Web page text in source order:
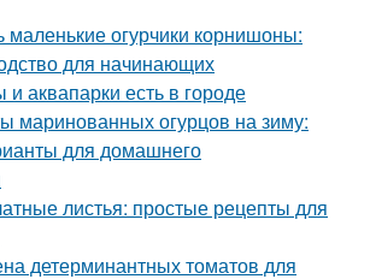
маленькие огурчики корнишоны:
для начинающих
и аквапарки есть в городе
маринованных огурцов на зиму:
для домашнего
листья: простые рецепты для
детерминантных томатов для